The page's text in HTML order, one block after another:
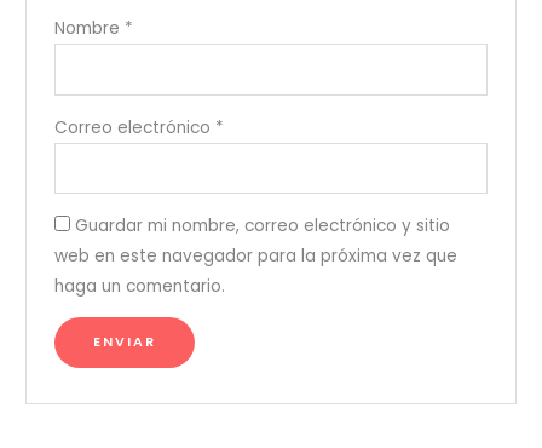
Nombre *
Correo electrónico *
Guardar mi nombre, correo electrónico y sitio
web en este navegador para la próxima vez que
haga un comentario.